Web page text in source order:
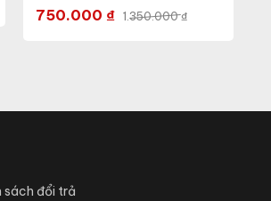
750.000 ₫ 1.350.000₫
sách đổi trả